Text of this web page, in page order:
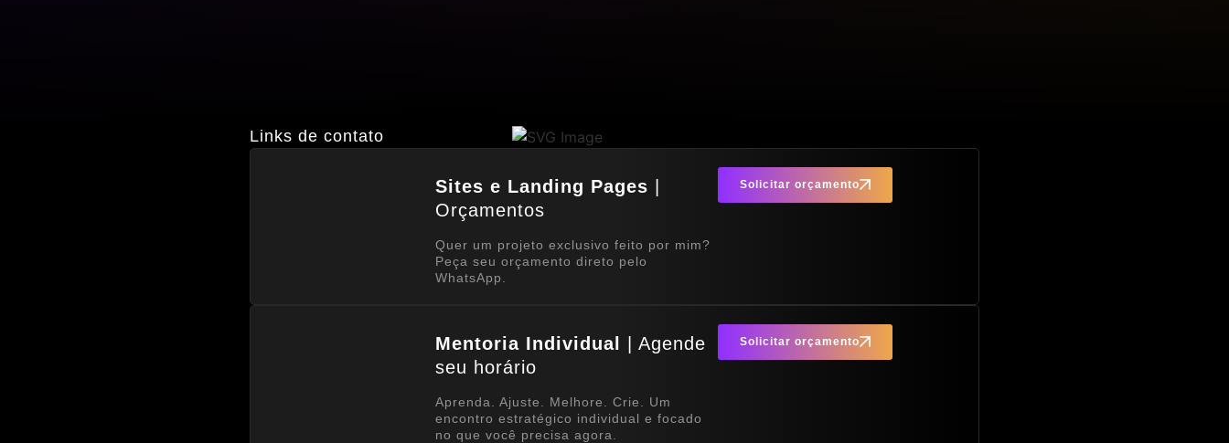
Links de contato
Sites e Landing Pages |
Orçamentos
Quer um projeto exclusivo feito por mim?
Peça seu orçamento direto pelo
WhatsApp.
Solicitar orçamento
Mentoria Individual | Agende
seu horário
Aprenda. Ajuste. Melhore. Crie. Um
encontro estratégico individual e focado
no que você precisa agora.
Solicitar orçamento